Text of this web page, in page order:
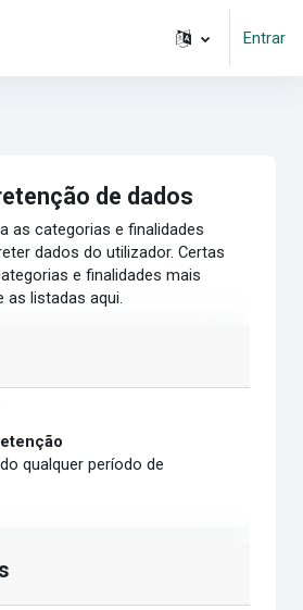
Entrar
de dados
as categorias e finalidades
dados do utilizador. Certas
e finalidades mais
as listadas aqui.
qualquer período de